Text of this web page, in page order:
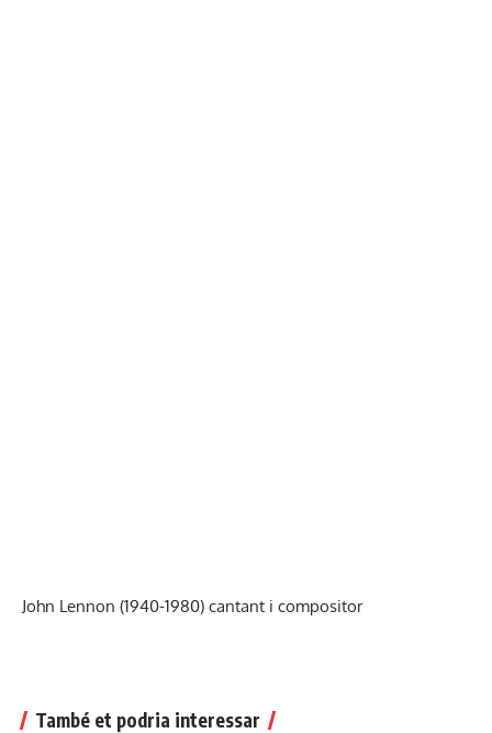
John Lennon (1940-1980) cantant i compositor
També et podria interessar